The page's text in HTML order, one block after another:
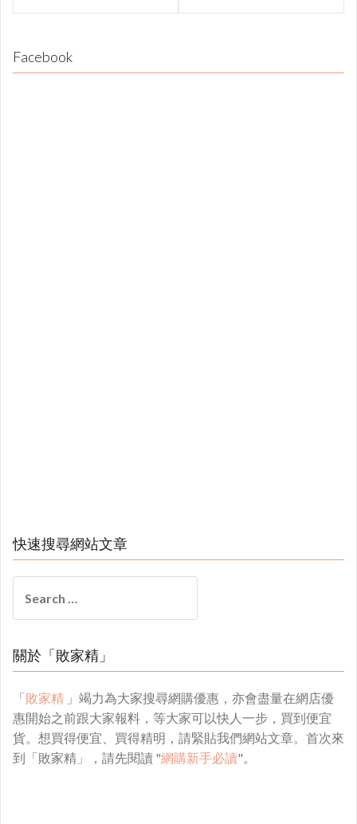
Facebook
快速搜尋網站文章
for:
關於「敗家精」
「敗家精 」竭力為大家搜尋網購優惠，亦會盡量在網店優
惠開始之前跟大家報料，等大家可以快人一步，買到便宜
貨。想買得便宜、買得精明，請緊貼我們網站文章。首次來
到「敗家精」，請先閱讀 "網購新手必讀"。